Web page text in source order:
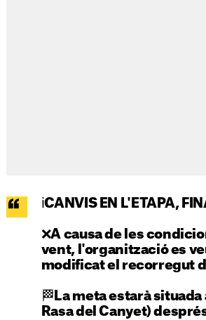
ℹ️CANVIS EN L'ETAPA,
❌A causa de les
vent, l'organització es
modificat el recorregut
🏁La meta estarà
Rasa del Canyet)